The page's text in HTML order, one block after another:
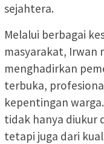
sejahtera.
Melalui berbagai
masyarakat, Irwan
menghadirkan
terbuka,
kepentingan
tidak hanya diukur
tetapi juga dari